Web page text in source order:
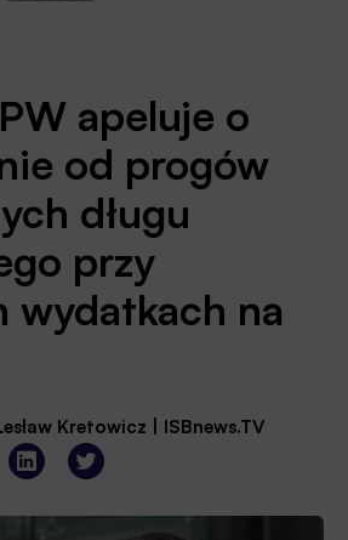
apeluje o
od progów
długu
przy
wydatkach na
Kretowicz
ISBnews.TV